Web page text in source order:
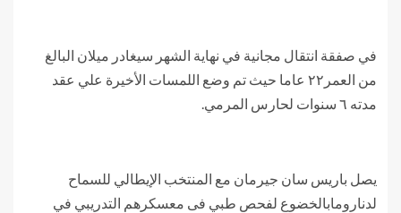
في صفقة انتقال مجانية في نهاية الشهر سيغادر ميلان البالغ
من العمر٢٢ عاما حيث تم وضع اللمسات الأخيرة علي عقد
مدته ٦ سنوات لحارس المرمي.
يصل باريس سان جيرمان مع المنتخب الإيطالي للسماح
لدنارومابالخضوع لفحص طبي فى معسكرهم التدريبي في